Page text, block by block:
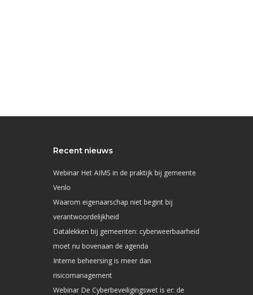
Recent nieuws
Webinar Het AIMS in de praktijk bij gemeente
Venlo
Waarom eigenaarschap niet begint bij
verantwoordelijkheid
Datalekken bij gemeenten: cyberweerbaarheid
moet nu bovenaan de agenda
Interne beheersing is meer dan
risicomanagement
Webinar De Cyberbeveiligingswet is er: de